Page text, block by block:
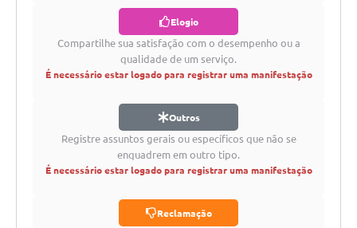
Elogio
Compartilhe sua satisfação com o desempenho ou a
qualidade de um serviço.
É necessário estar logado para registrar uma manifestação
Outros
Registre assuntos gerais ou específicos que não se
enquadrem em outro tipo.
É necessário estar logado para registrar uma manifestação
Reclamação